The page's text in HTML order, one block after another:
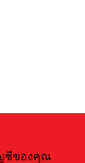
ชีของคุณ